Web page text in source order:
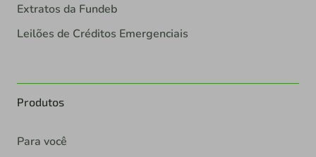
Extratos da Fundeb
Leilões de Créditos Emergenciais
Produtos
Para você